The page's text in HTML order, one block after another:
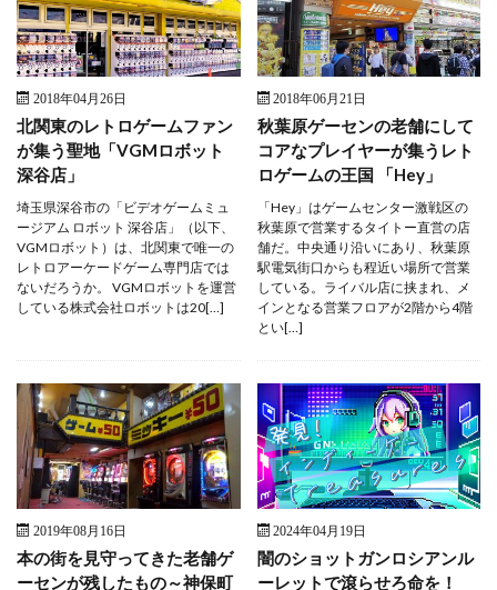
2018年04月26日
北関東のレトロゲームファン
が集う聖地「VGMロボット
深谷店」
埼玉県深谷市の「ビデオゲームミュ
ージアム ロボット 深谷店」（以下、
VGMロボット）は、北関東で唯一の
レトロアーケードゲーム専門店では
ないだろうか。 VGMロボットを運営
している株式会社ロボットは20[…]
2018年06月21日
秋葉原ゲーセンの老舗にして
コアなプレイヤーが集うレト
ロゲームの王国 「Hey」
「Hey」はゲームセンター激戦区の
秋葉原で営業するタイトー直営の店
舗だ。中央通り沿いにあり、秋葉原
駅電気街口からも程近い場所で営業
している。ライバル店に挟まれ、メ
インとなる営業フロアが2階から4階
とい[…]
2019年08月16日
本の街を見守ってきた老舗ゲ
ーセンが残したもの～神保町
2024年04月19日
闇のショットガンロシアンル
ーレットで滾らせろ命を！